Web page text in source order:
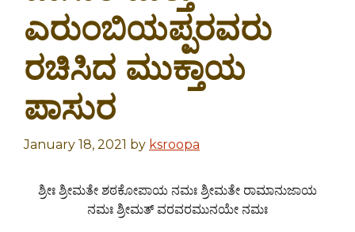
ಎರುಂಬಿಯಪ್ಪರವರು
ರಚಿಸಿದ ಮುಕ್ತಾಯ
ಪಾಸುರ
January 18, 2021 by ksroopa
ಶ್ರೀಃ ಶ್ರೀಮತೇ ಶಠಕೋಪಾಯ ನಮಃ ಶ್ರೀಮತೇ ರಾಮಾನುಜಾಯ
ನಮಃ ಶ್ರೀಮತ್ ವರವರಮುನಯೇ ನಮಃ